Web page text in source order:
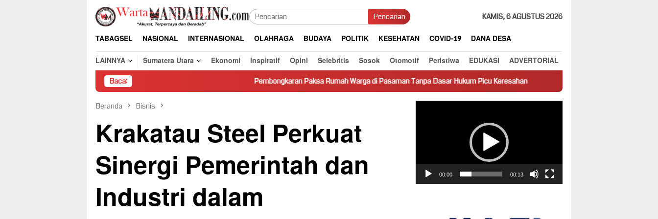
Loncat
konten
Pencarian KAMIS, 6 AGUSTUS 2026
TABAGSEL NASIONAL INTERNASIONAL OLAHRAGA BUDAYA POLITIK KESEHATAN COVID-19
DANA DESA
LAINNYA
Sumatera Utara Ekonomi Inspiratif Opini Selebritis Sosok Otomotif Peristiwa EDUKASI ADVERTORIAL
Baca: Pembongkaran Paksa Rumah Warga di Pasaman Tanpa Dasar Hukum Picu Keresahan Truk Miring Hambat Arus Lalu Lintas di Jalan
Beranda Bisnis
Krakatau Steel Perkuat
Sinergi Pemerintah dan
Industri dalam
00:00 00:13